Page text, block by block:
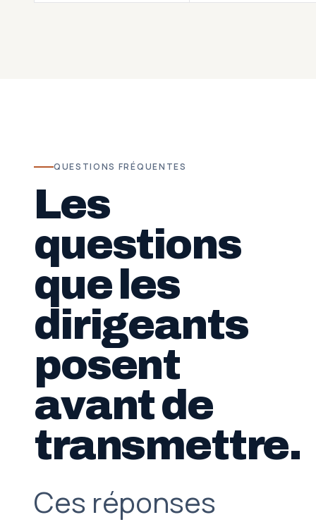
QUESTIONS FRÉQUENTES
Les
questions
que les
dirigeants
posent
avant de
transmettre.
Ces réponses